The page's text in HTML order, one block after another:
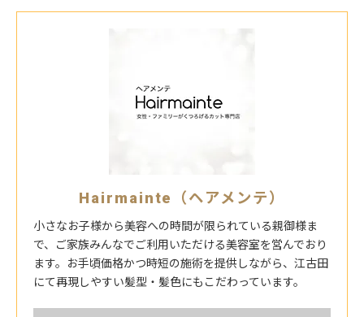
Hairmainte（ヘアメンテ）
小さなお子様から美容への時間が限られている親御様ま
で、ご家族みんなでご利用いただける美容室を営んでおり
ます。お手頃価格かつ時短の施術を提供しながら、江古田
にて再現しやすい髪型・髪色にもこだわっています。